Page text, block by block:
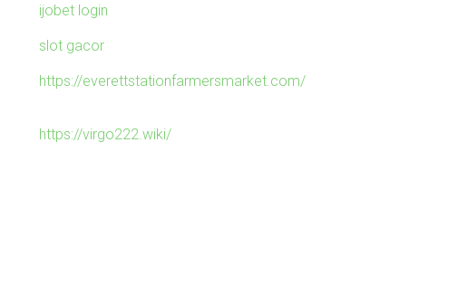
ijobet login
slot gacor
https://everettstationfarmersmarket.com/
https://virgo222.wiki/